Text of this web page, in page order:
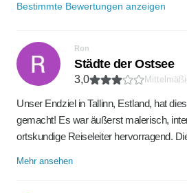
Bestimmte Bewertungen anzeigen
Ron
Städte der Ostsee
3,0
Unser Endziel in Tallinn, Estland, hat
gemacht! Es war äußerst malerisch,
ortskundige Reiseleiter hervorragend.
Mehr ansehen